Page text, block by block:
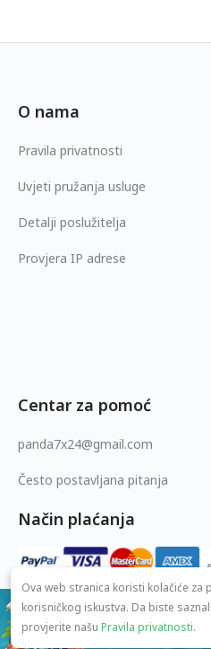
$2.49
83%
O nama
Pravila privatnosti
Uvjeti pružanja usluge
Detalji poslužitelja
Provjera IP adrese
Centar za pomoć
panda7x24@gmail.com
Često postavljana pitanja
Način plaćanja
© 2026 MOPUBI
Ova web stranica koristi kolačiće za
korisničkog iskustva. Da biste
provjerite našu Pravila privatnosti.